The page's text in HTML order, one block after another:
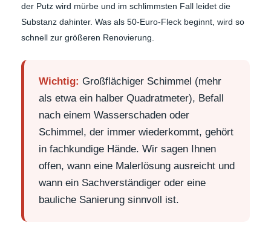
der Putz wird mürbe und im schlimmsten Fall leidet die
Substanz dahinter. Was als 50-Euro-Fleck beginnt, wird so
schnell zur größeren Renovierung.
Wichtig: Großflächiger Schimmel (mehr
als etwa ein halber Quadratmeter), Befall
nach einem Wasserschaden oder
Schimmel, der immer wiederkommt, gehört
in fachkundige Hände. Wir sagen Ihnen
offen, wann eine Malerlösung ausreicht und
wann ein Sachverständiger oder eine
bauliche Sanierung sinnvoll ist.